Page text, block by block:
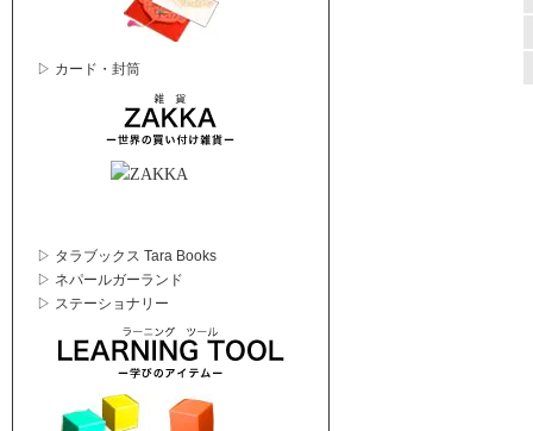
▷ カード・封筒
▷ タラブックス Tara Books
▷ ネパールガーランド
▷ ステーショナリー